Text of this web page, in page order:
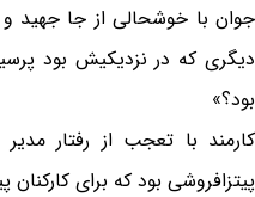
جوان با خوشحالی از جا جهید
دیگری که در نزدیکیش بود
بود؟»
کارمند با تعجب از رفتار
پیتزافروشی بود که برای کارکنان